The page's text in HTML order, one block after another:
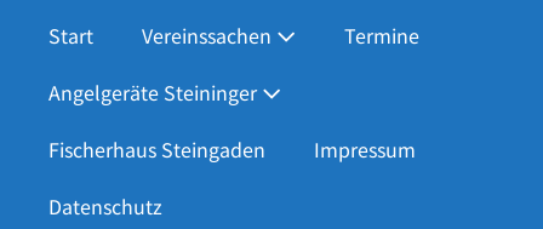
Inhalt
springen
Start Vereinssachen
Termine
Angelgeräte Steininger
Fischerhaus Steingaden
Impressum
Datenschutz